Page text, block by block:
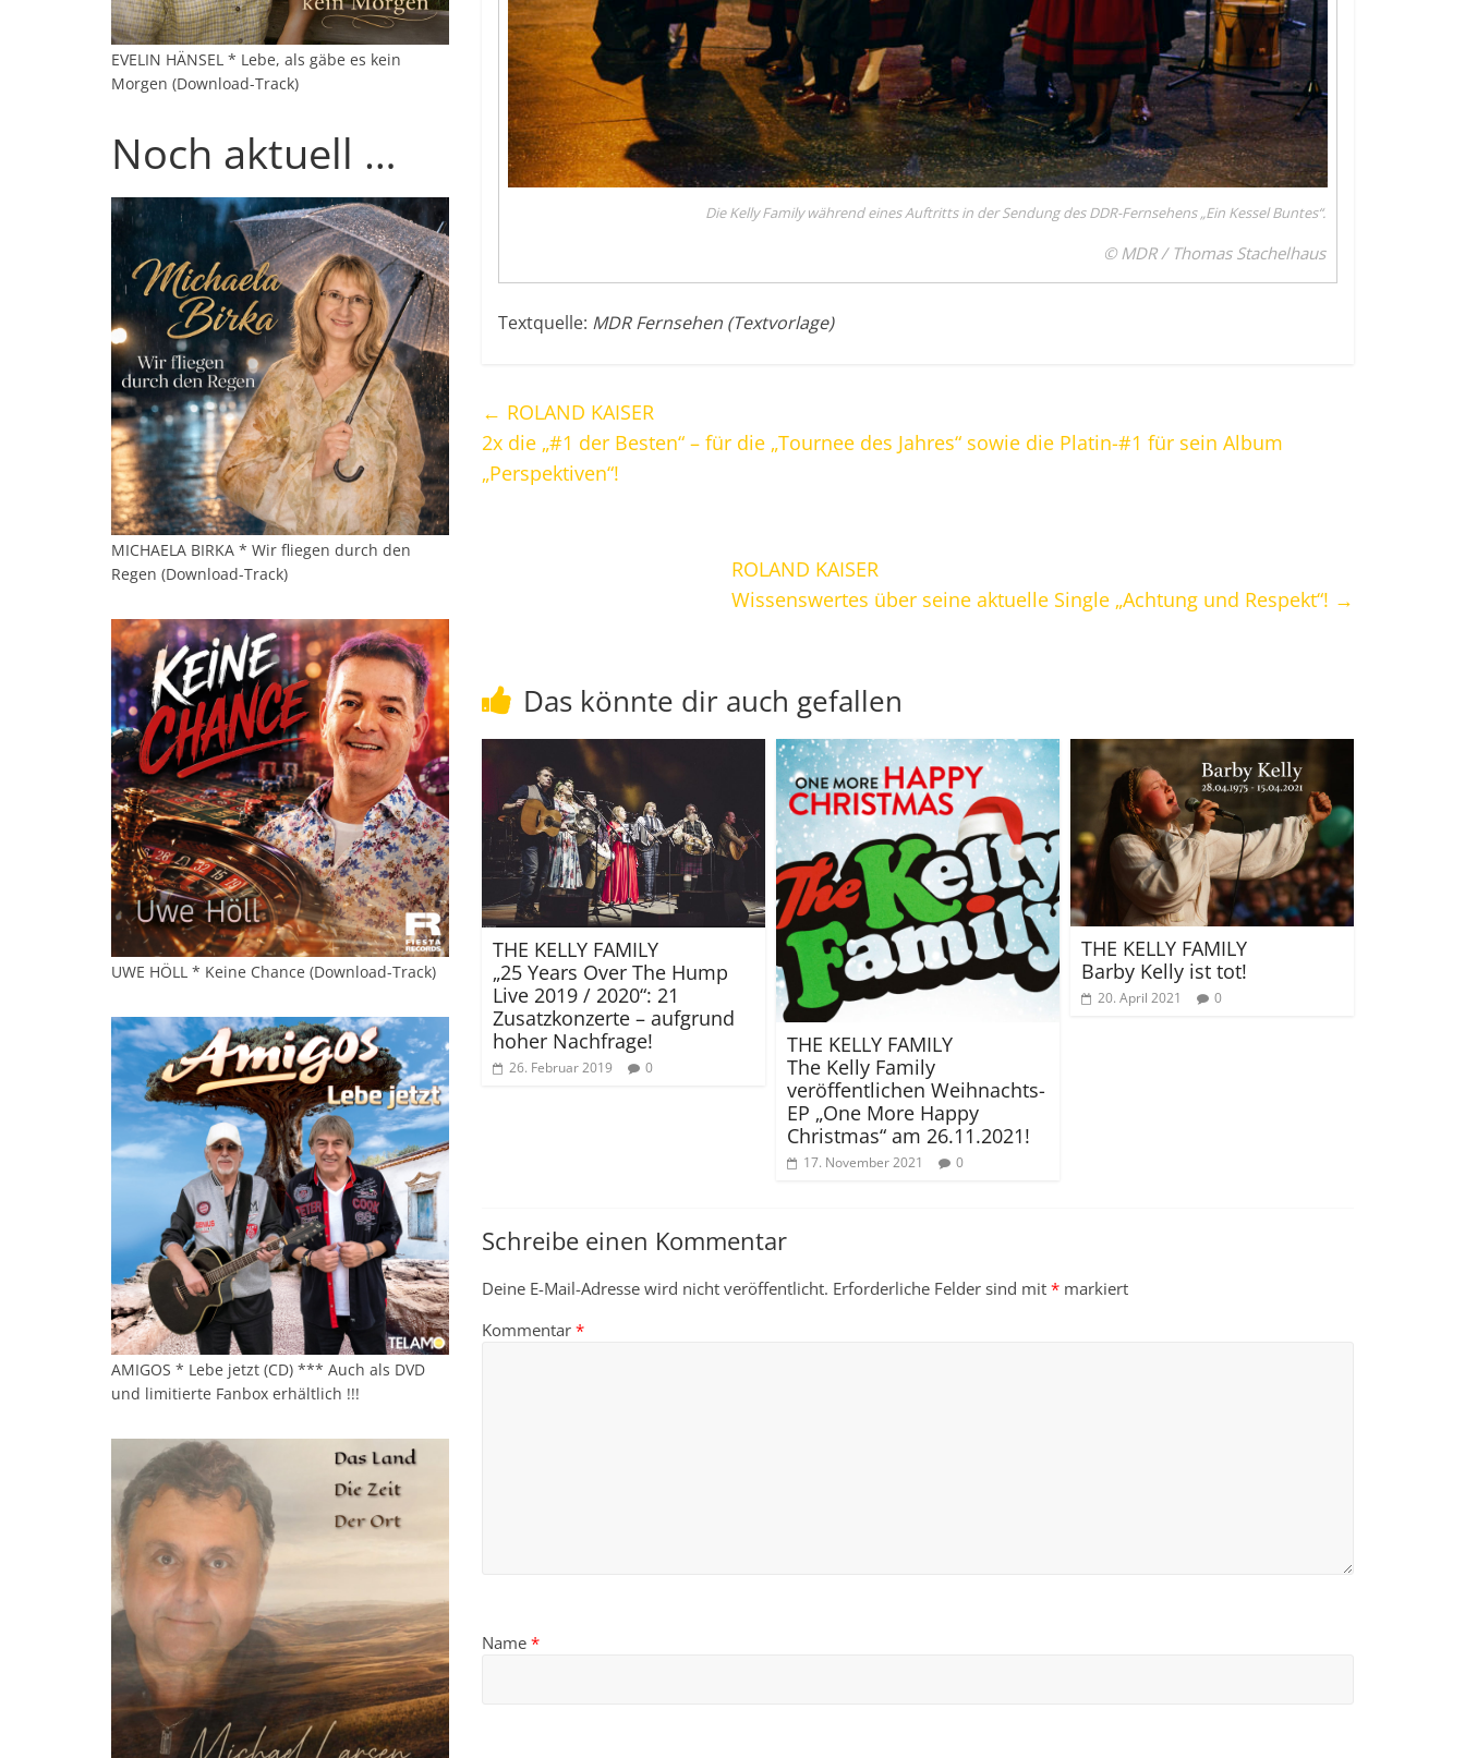
Die Kelly Family während eines Auftritts in der Sendung des DDR-Fernsehens „Ein Kessel Buntes“.
© MDR / Thomas Stachelhaus
Textquelle: MDR Fernsehen (Textvorlage)
← ROLAND KAISER
2x die „#1 der Besten“ – für die „Tournee des Jahres“ sowie die Platin-#1 für sein Album
„Perspektiven“!
ROLAND KAISER
Wissenswertes über seine aktuelle Single „Achtung und Respekt“! →
Das könnte dir auch gefallen
THE KELLY FAMILY
„25 Years Over The Hump
Live 2019 / 2020“: 21
Zusatzkonzerte – aufgrund
hoher Nachfrage!
26. Februar 2019 0
THE KELLY FAMILY
The Kelly Family
veröffentlichen Weihnachts-
EP „One More Happy
Christmas“ am 26.11.2021!
17. November 2021 0
THE KELLY FAMILY
Barby Kelly ist tot!
20. April 2021 0
Schreibe einen Kommentar
Deine E-Mail-Adresse wird nicht veröffentlicht. Erforderliche Felder sind mit * markiert
Kommentar *
Name *
EVELIN HÄNSEL * Lebe, als gäbe es kein
Morgen (Download-Track)
Noch aktuell …
MICHAELA BIRKA * Wir fliegen durch den
Regen (Download-Track)
UWE HÖLL * Keine Chance (Download-Track)
AMIGOS * Lebe jetzt (CD) *** Auch als DVD
und limitierte Fanbox erhältlich !!!